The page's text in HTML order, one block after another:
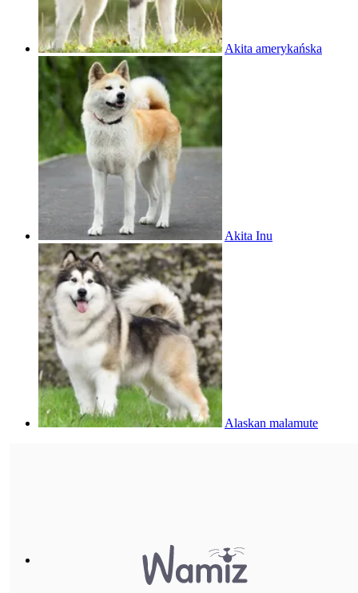
Akita amerykańska
Akita Inu
Alaskan malamute